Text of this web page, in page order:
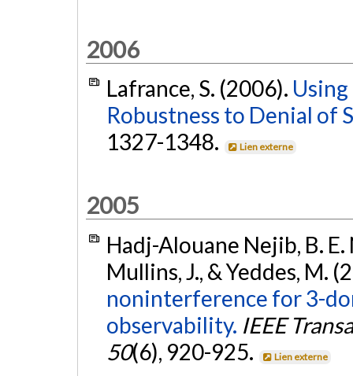
2006
Lafrance, S. (2006).
Robustness to Denial of
1327-1348.
Lien externe
2005
Hadj-Alouane Nejib, B. E.
Mullins, J., & Yeddes, M.
noninterference for 3-
observability. IEEE
50(6), 920-925. Lien externe